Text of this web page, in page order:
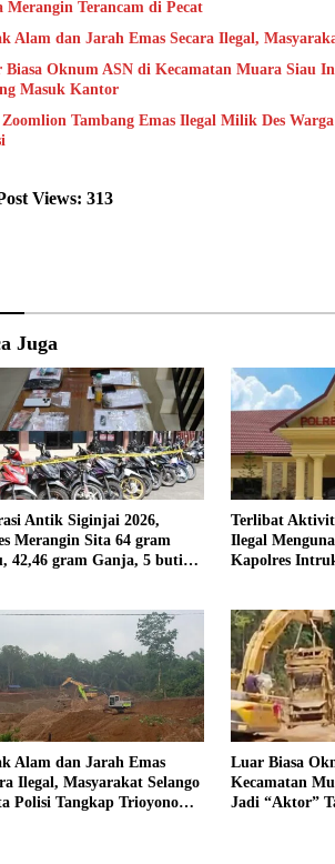
Merangin Terancam di Pecat
Alam dan Jarah Emas Secara Ilegal,
Biasa Oknum ASN di Kecamatan Muara Siau
Masuk Kantor
Tambang Emas Ilegal Milik Des
Views: 313
Juga
Antik Siginjai 2026,
Merangin Sita 64 gram
42,46 gram Ganja, 5 butir
Terlibat
Ilegal
Kapolres
Alam dan Jarah Emas
Ilegal, Masyarakat Selango
Polisi Tangkap Trioyono
Luar Biasa
Kecamatan
Jadi “Aktor”